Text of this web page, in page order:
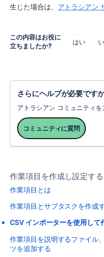
生じた場合は、 アトラシアン
この内容はお役に
立ちましたか?
はい
さらにヘルプが必要です
アトラシアン コミュニティを
コミュニティに質問
作業項目を作成し設定する
作業項目とは
作業項目とサブタスクを作成
CSV インポーターを使用して
作業項目を説明するファイル
ツを追加する